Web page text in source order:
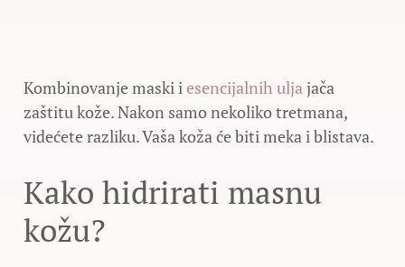
Kombinovanje maski iesencijalnih uljajača
zaštitu kože. Nakon samo nekoliko tretmana,
videćete razliku. Vaša koža će biti meka i blistava.
Kako hidrirati masnu
kožu?